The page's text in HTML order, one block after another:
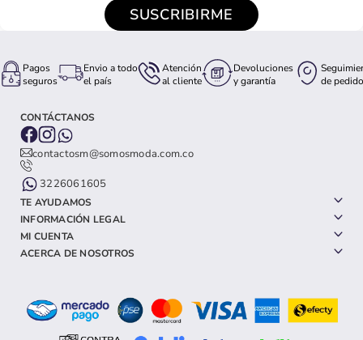
SUSCRIBIRME
Pagos
seguros
Envio a todo
el país
Atención
al cliente
Devoluciones
y garantía
de pedido
CONTÁCTANOS
contactosm@somosmoda.com.co
3226061605
TE AYUDAMOS
INFORMACIÓN LEGAL
MI CUENTA
ACERCA DE NOSOTROS